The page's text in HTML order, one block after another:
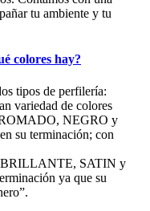
tu ambiente y tu
colores hay?
tipos de perfilería:
variedad de colores
NEGRO y
su terminación; con
BRILLANTE, SATIN y
ya que su